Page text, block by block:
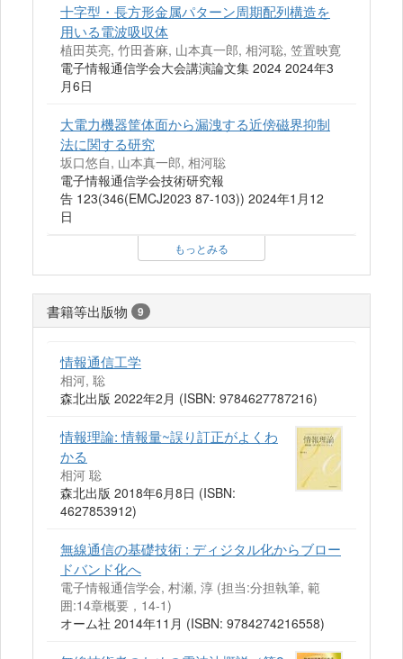
十字型・長方形金属パターン周期配列構造を
用いる電波吸収体
植田英亮, 竹田蒼麻, 山本真一郎, 相河聡, 笠置映寛
電子情報通信学会大会講演論文集 2024 2024年3
月6日
大電力機器筐体面から漏洩する近傍磁界抑制
法に関する研究
坂口悠自, 山本真一郎, 相河聡
電子情報通信学会技術研究報
告 123(346(EMCJ2023 87-103)) 2024年1月12
日
もっとみる
書籍等出版物 9
情報通信工学
相河, 聡
森北出版 2022年2月 (ISBN: 9784627787216)
情報理論: 情報量~誤り訂正がよくわ
かる
相河 聡
森北出版 2018年6月8日 (ISBN:
4627853912)
無線通信の基礎技術 : ディジタル化からブロー
ドバンド化へ
電子情報通信学会, 村瀬, 淳 (担当:分担執筆, 範
囲:14章概要，14-1)
オーム社 2014年11月 (ISBN: 9784274216558)